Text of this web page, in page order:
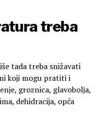
treba
tada treba snižavati
koji mogu pratiti i
groznica, glavobolja,
dehidracija, opća